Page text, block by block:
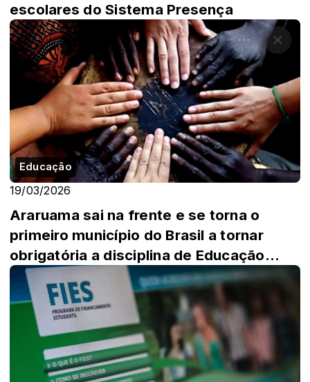
escolares do Sistema Presença
Educação
19/03/2026
Araruama sai na frente e se torna o
primeiro município do Brasil a tornar
obrigatória a disciplina de Educação
Étnico...